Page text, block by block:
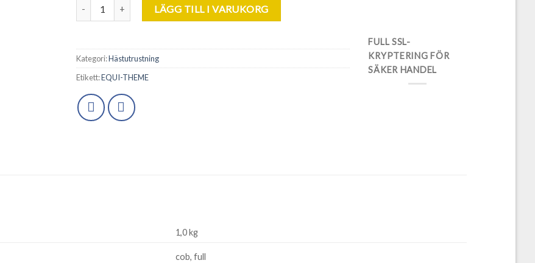
Equi-Theme. Tyrex Hals. mängdLÄGG TILL I VARUKORG
Kategori:Hästutrustning
Etikett:EQUI-THEME
FULL SSL-
KRYPTERING FÖR
SÄKER HANDEL
1,0 kg
cob, full